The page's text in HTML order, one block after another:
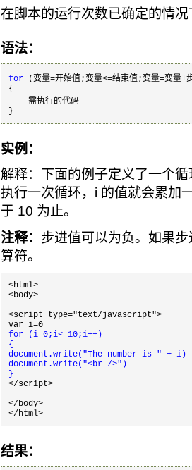
在脚本的运行次数已确定的情
语法：
for (变量=开始值;变量<=结束值;变量=变量
{
    需执行的代码
实例：
解释：下面的例子定义了一个
执行一次循环，i 的值就会累加
于 10 为止。
注释： 步进值可以为负。如果
算符。
<html>
<body>
<script type="text/javascript">
for (i=0;i<=10;i++)
{
document.write("The number is " + i)
document.write("<br />")
}
</script>
</body>
</html>
结果：